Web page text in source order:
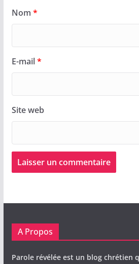
Nom *
E-mail*
Site web
A Propos
Parole révélée est un blog chrétien